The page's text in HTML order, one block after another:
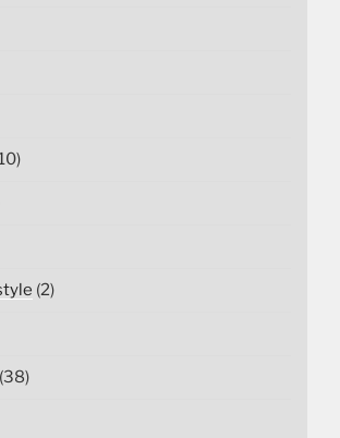
(2)
(38)